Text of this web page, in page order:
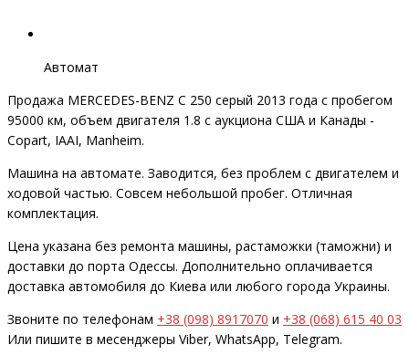
Автомат
Продажа MERCEDES-BENZ C 250 серый 2013 года с пробегом
95000 км, объем двигателя 1.8 с аукциона США и Канады -
Copart, IAAI, Manheim.
Машина на автомате. Заводится, без проблем с двигателем и
ходовой частью. Совсем небольшой пробег. Отличная
комплектация.
Цена указана без ремонта машины, растаможки (таможни) и
доставки до порта Одессы. Дополнительно оплачивается
доставка автомобиля до Киева или любого города Украины.
Звоните по телефонам +38 (098) 8917070 и +38 (068) 615 40 03
Или пишите в месенджеры Viber, WhatsApp, Telegram.